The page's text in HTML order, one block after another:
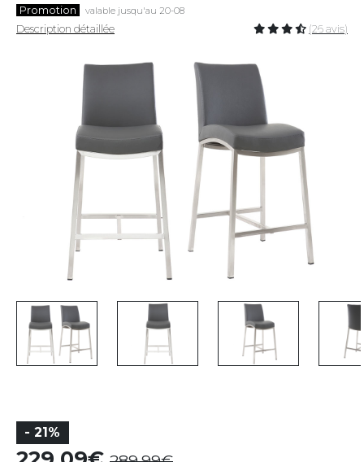
Promotion valable jusqu'au 20-08
Description détaillée (26 avis)
- 21%